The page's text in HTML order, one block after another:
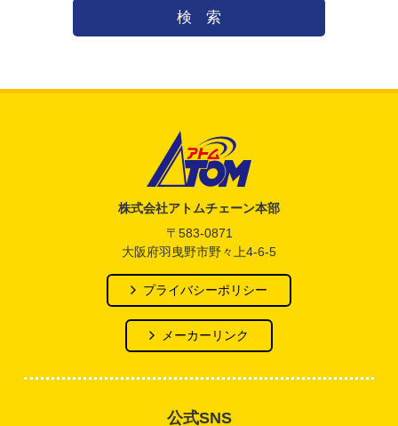
検索
株式会社アトムチェーン本部
〒583-0871
大阪府羽曳野市野々上4-6-5
プライバシーポリシー
メーカーリンク
公式SNS